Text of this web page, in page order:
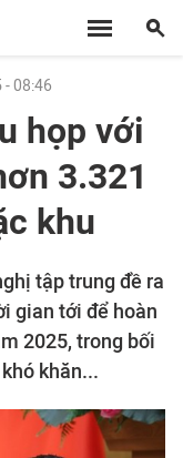
08:46
họp với
3.321
khu
tập trung đề ra
gian tới để hoàn
2025, trong bối
khăn...